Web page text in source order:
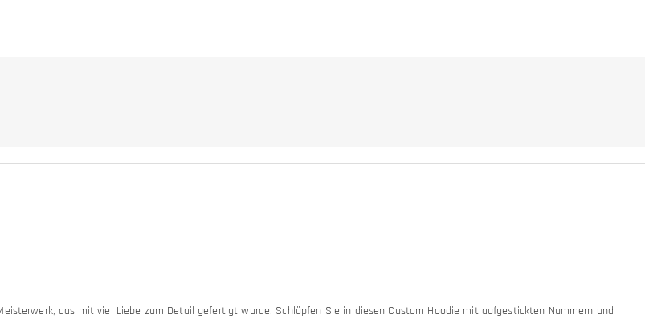
das mit viel Liebe zum Detail gefertigt wurde. Schlüpfen Sie in diesen Custom Hoodie mit aufgestickten Nummern und